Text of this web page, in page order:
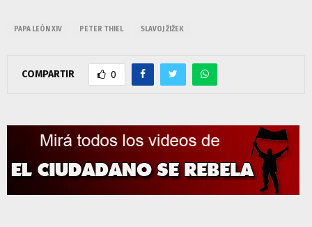
PAPA LEÓN XIV PETER THIEL SLAVOJ ŽIŽEK
COMPARTIR 0